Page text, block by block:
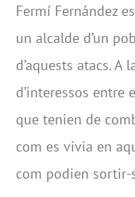
Fermí Fernández
un alcalde d’un
d’aquests atacs.
d’interessos entre
que tenien de
com es vivia en
com podien sortir-